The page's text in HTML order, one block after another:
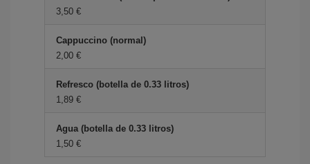
3,50 €
Cappuccino (normal)
2,00 €
Refresco (botella de 0.33 litros)
1,89 €
Agua (botella de 0.33 litros)
1,50 €